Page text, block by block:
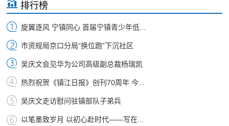
排行榜
旋翼逐风 宁镇同心 首届宁镇青少年低...
市资规局京口分局“换位跑”下沉社区
吴庆文会见华为公司高级副总裁杨瑞凯
热烈祝贺《镇江日报》创刊70周年 今...
吴庆文走访慰问驻镇部队子弟兵
以笔墨致岁月 以初心赴时代——写在...